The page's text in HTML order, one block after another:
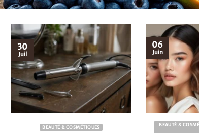
BEAUTÉ & COSMÉTIQUES
30
Juil
BEAUTÉ &
06
Juin